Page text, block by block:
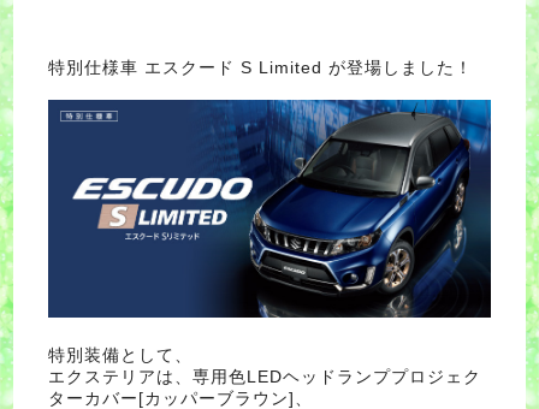
特別仕様車 エスクード S Limited が登場しました！
特別装備として、
エクステリアは、専用色LEDヘッドランププロジェク
ターカバー[カッパーブラウン]、